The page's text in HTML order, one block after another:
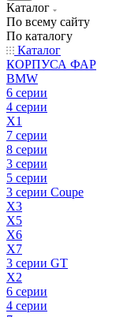
Каталог
По всему сайту
По каталогу
Каталог
КОРПУСА ФАР
BMW
6 серии
4 серии
X1
7 серии
8 серии
3 серии
5 серии
3 серии Coupe
X3
X5
X6
X7
3 серии GT
X2
6 серии
4 серии